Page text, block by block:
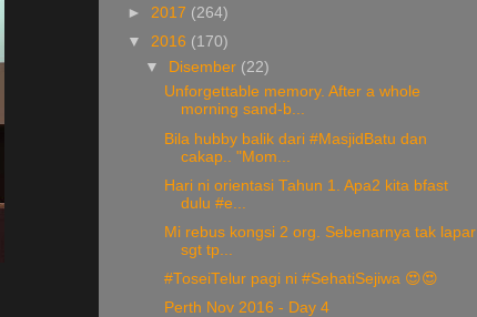
► 2017 (264)
▼ 2016 (170)
▼ Disember (22)
Unforgettable memory. After a whole
morning sand-b...
Bila hubby balik dari #MasjidBatu dan
cakap.. "Mom...
Hari ni orientasi Tahun 1. Apa2 kita bfast
dulu #e...
Mi rebus kongsi 2 org. Sebenarnya tak lapar
sgt tp...
#ToseiTelur pagi ni #SehatiSejiwa 😍😍
Perth Nov 2016 - Day 4